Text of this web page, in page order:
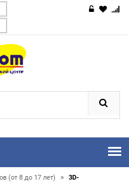
(от 8 до 17 лет) »
3D-